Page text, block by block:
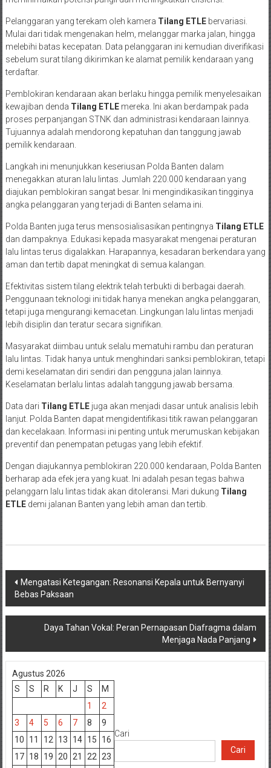
Pelanggaran yang terekam oleh kamera Tilang ETLEbervariasi.
Mulai dari tidak mengenakan helm, melanggar marka jalan, hingga
melebihi batas kecepatan. Data pelanggaran ini kemudian diverifikasi
sebelum surat tilang dikirimkan ke alamat pemilik kendaraan yang
terdaftar.
Pemblokiran kendaraan akan berlaku hingga pemilik menyelesaikan
kewajiban denda Tilang ETLEmereka. Ini akan berdampak pada
proses perpanjangan STNK dan administrasi kendaraan lainnya.
Tujuannya adalah mendorong kepatuhan dan tanggung jawab
pemilik kendaraan.
Langkah ini menunjukkan keseriusan Polda Banten dalam
menegakkan aturan lalu lintas. Jumlah 220.000 kendaraan yang
diajukan pemblokiran sangat besar. Ini mengindikasikan tingginya
angka pelanggaran yang terjadi di Banten selama ini.
Polda Banten juga terus mensosialisasikan pentingnya Tilang ETLE
dan dampaknya. Edukasi kepada masyarakat mengenai peraturan
lalu lintas terus digalakkan. Harapannya, kesadaran berkendara yang
aman dan tertib dapat meningkat di semua kalangan.
Efektivitas sistem tilang elektrik telah terbukti di berbagai daerah.
Penggunaan teknologi ini tidak hanya menekan angka pelanggaran,
tetapi juga mengurangi kemacetan. Lingkungan lalu lintas menjadi
lebih disiplin dan teratur secara signifikan.
Masyarakat diimbau untuk selalu mematuhi rambu dan peraturan
lalu lintas. Tidak hanya untuk menghindari sanksi pemblokiran, tetapi
demi keselamatan diri sendiri dan pengguna jalan lainnya.
Keselamatan berlalu lintas adalah tanggung jawab bersama.
Data dari Tilang ETLEjuga akan menjadi dasar untuk analisis lebih
lanjut. Polda Banten dapat mengidentifikasi titik rawan pelanggaran
dan kecelakaan. Informasi ini penting untuk merumuskan kebijakan
preventif dan penempatan petugas yang lebih efektif.
Dengan diajukannya pemblokiran 220.000 kendaraan, Polda Banten
berharap ada efek jera yang kuat. Ini adalah pesan tegas bahwa
pelanggarn lalu lintas tidak akan ditoleransi. Mari dukung Tilang
ETLEdemi jalanan Banten yang lebih aman dan tertib.
Navigasi
pos
Mengatasi Ketegangan: Resonansi Kepala untuk Bernyanyi
Bebas Paksaan
Daya Tahan Vokal: Peran Pernapasan Diafragma dalam
Menjaga Nada Panjang
Agustus 2026
S
S R K J S
M
1
2
3
4 5 6 7 8
9
10
11 12 13 14 15
16
17 18 19 20 21 22
23
Cari
Cari